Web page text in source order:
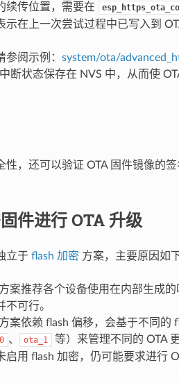
续传位置，需要在
示在上一次尝试过程中已写入到
阅示例： system/ota/
断状态保存在 NVS 中，从而使
性，还可以验证 OTA 固件镜像的
件进行 OTA 升级
立于 flash 加密 方案，主要原因如下
案推荐各个设备使用在内部生成
不可行。
案依赖 flash 偏移，会基于不同的
、 ota_1
等）来管理不同的 OTA
启用 flash 加密，仍可能要求进行